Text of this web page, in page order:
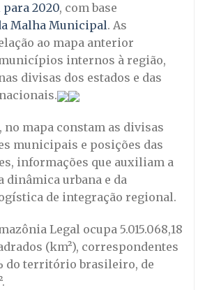
2020, com base
Malha Municipal. As
ao mapa anterior
internos à região,
divisas dos estados e das
no mapa constam as divisas
municipais e posições das
informações que auxiliam a
dinâmica urbana e da
de integração regional.
Legal ocupa 5.015.068,18
(km²), correspondentes
do território brasileiro, de